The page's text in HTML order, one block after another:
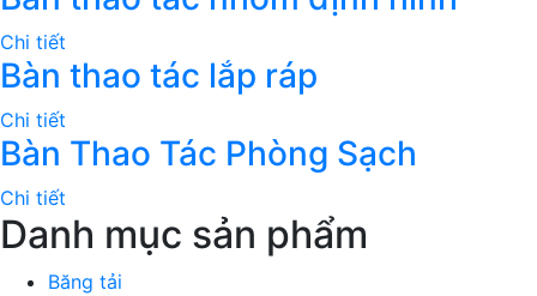
Chi tiết
Bàn thao tác lắp ráp
Chi tiết
Bàn Thao Tác Phòng Sạch
Chi tiết
Danh mục sản phẩm
Băng tải